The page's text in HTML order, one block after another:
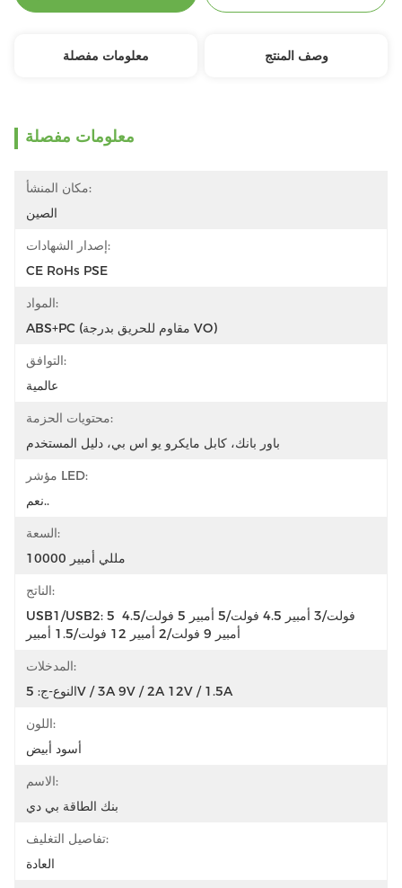
معلومات مفصلة وصف المنتج
معلومات مفصلة
مكان المنشأ:
الصين
إصدار الشهادات:
CE RoHs PSE
المواد:
ABS+PC (مقاوم للحريق بدرجة VO)
التوافق:
عالمية
محتويات الحزمة:
باور بانك، كابل مايكرو يو اس بي، دليل المستخدم
مؤشر LED:
نعم..
السعة:
10000 مللي أمبير
الناتج:
USB1/USB2: 5 فولت/3 أمبير 4.5 فولت/5 أمبير 5 فولت/4.5
أمبير 9 فولت/2 أمبير 12 فولت/1.5 أمبير
المدخلات:
النوع-ج: 5V / 3A 9V / 2A 12V / 1.5A
اللون:
أسود أبيض
الاسم:
بنك الطاقة بي دي
تفاصيل التغليف:
العادة